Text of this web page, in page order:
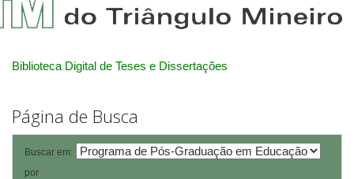
Biblioteca Digital de Teses e Dissertações
Página de Busca
Buscar em:
por